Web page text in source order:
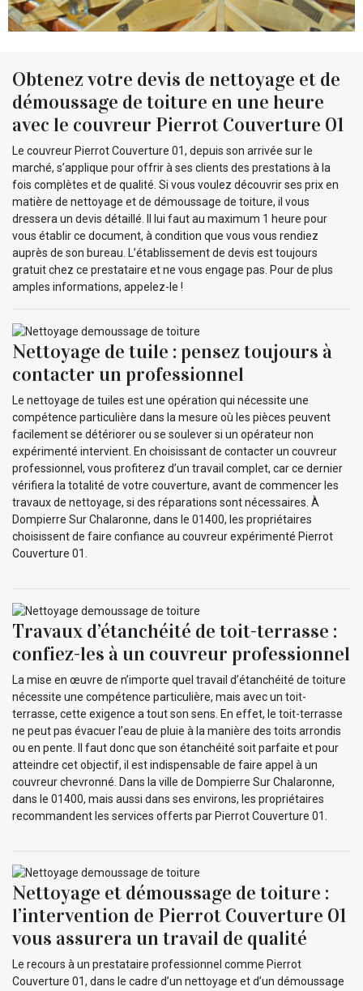
Obtenez votre devis de nettoyage et de
démoussage de toiture en une heure
avec le couvreur Pierrot Couverture 01
Le couvreur Pierrot Couverture 01, depuis son arrivée sur le
marché, s’applique pour offrir à ses clients des prestations à la
fois complètes et de qualité. Si vous voulez découvrir ses prix en
matière de nettoyage et de démoussage de toiture, il vous
dressera un devis détaillé. Il lui faut au maximum 1 heure pour
vous établir ce document, à condition que vous vous rendiez
auprès de son bureau. L’établissement de devis est toujours
gratuit chez ce prestataire et ne vous engage pas. Pour de plus
amples informations, appelez-le !
Nettoyage de tuile : pensez toujours à
contacter un professionnel
Le nettoyage de tuiles est une opération qui nécessite une
compétence particulière dans la mesure où les pièces peuvent
facilement se détériorer ou se soulever si un opérateur non
expérimenté intervient. En choisissant de contacter un couvreur
professionnel, vous profiterez d’un travail complet, car ce dernier
vérifiera la totalité de votre couverture, avant de commencer les
travaux de nettoyage, si des réparations sont nécessaires. À
Dompierre Sur Chalaronne, dans le 01400, les propriétaires
choisissent de faire confiance au couvreur expérimenté Pierrot
Couverture 01.
Travaux d’étanchéité de toit-terrasse :
confiez-les à un couvreur professionnel
La mise en œuvre de n’importe quel travail d’étanchéité de toiture
nécessite une compétence particulière, mais avec un toit-
terrasse, cette exigence a tout son sens. En effet, le toit-terrasse
ne peut pas évacuer l’eau de pluie à la manière des toits arrondis
ou en pente. Il faut donc que son étanchéité soit parfaite et pour
atteindre cet objectif, il est indispensable de faire appel à un
couvreur chevronné. Dans la ville de Dompierre Sur Chalaronne,
dans le 01400, mais aussi dans ses environs, les propriétaires
recommandent les services offerts par Pierrot Couverture 01.
Nettoyage et démoussage de toiture :
l’intervention de Pierrot Couverture 01
vous assurera un travail de qualité
Le recours à un prestataire professionnel comme Pierrot
Couverture 01, dans le cadre d’un nettoyage et d’un démoussage